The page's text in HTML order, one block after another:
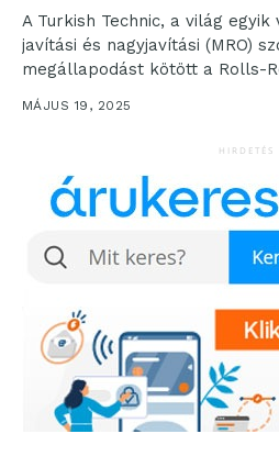
A Turkish Technic, a világ
javítási és nagyjavítási (MRO)
megállapodást kötött a Rolls-
legnagyobb repülőgép-
MÁJUS 19, 2025
HIRDETÉS